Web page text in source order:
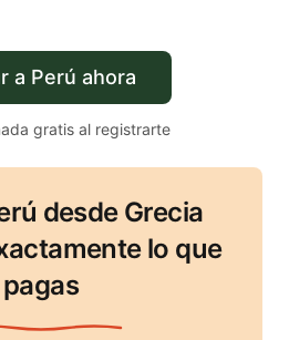
a Perú ahora
gratis al registrarte
desde Grecia
lo que
pagas